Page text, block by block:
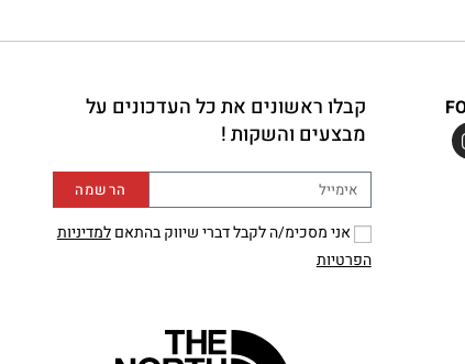
קבלו ראשונים את כל העדכונים על
מבצעים והשקות !
אני מסכימ/ה לקבל דברי שיווק בהתאםלמדיניות
הפרטיות
הרשמה